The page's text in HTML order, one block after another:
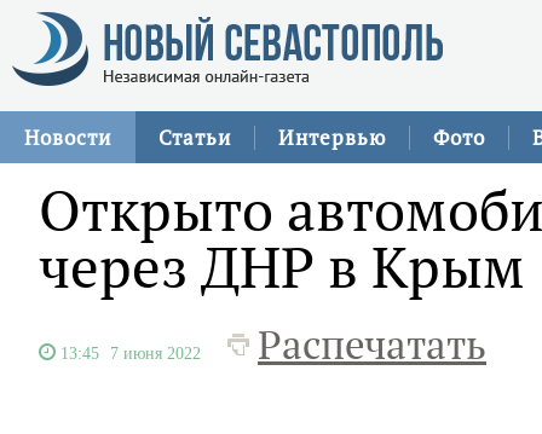
Новости Статьи Интервью Фото
Открыто
через ДНР в Крым
13:45 7 июня 2022 Распечатать